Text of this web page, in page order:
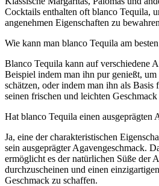
Cocktails enthalten oft blanco Tequila,
angenehmen Eigenschaften zu
Wie kann man blanco Tequila am
Blanco Tequila kann auf verschiedene
Beispiel indem man ihn pur genießt,
schätzen, oder indem man ihn als
seinen frischen und leichten Geschmack
Hat blanco Tequila einen ausgeprägten
Ja, eine der charakteristischen
sein ausgeprägter Agavengeschmack.
ermöglicht es der natürlichen Süße der
durchzuscheinen und einen
Geschmack zu schaffen.